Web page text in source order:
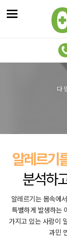
다
알레르기
분석하
알레르기는 몸속에
특별하게 발생하는
가지고 있는 사람이
과민